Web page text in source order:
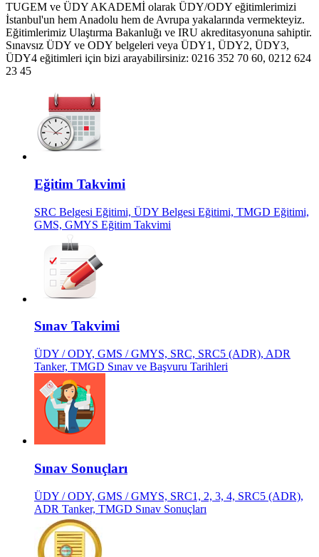
TUGEM ve ÜDY AKADEMİ olarak ÜDY/ODY eğitimlerimizi
İstanbul'un hem Anadolu hem de Avrupa yakalarında vermekteyiz.
Eğitimlerimiz Ulaştırma Bakanluğı ve IRU akreditasyonuna sahiptir.
Sınavsız ÜDY ve ODY belgeleri veya ÜDY1, ÜDY2, ÜDY3,
ÜDY4 eğitimleri için bizi arayabilirsiniz: 0216 352 70 60, 0212 624
23 45
Eğitim Takvimi
SRC Belgesi Eğitimi, ÜDY Belgesi Eğitimi, TMGD Eğitimi,
GMS, GMYS Eğitim Takvimi
Sınav Takvimi
ÜDY / ODY, GMS / GMYS, SRC, SRC5 (ADR), ADR
Tanker, TMGD Sınav ve Başvuru Tarihleri
Sınav Sonuçları
ÜDY / ODY, GMS / GMYS, SRC1, 2, 3, 4, SRC5 (ADR),
ADR Tanker, TMGD Sınav Sonuçları